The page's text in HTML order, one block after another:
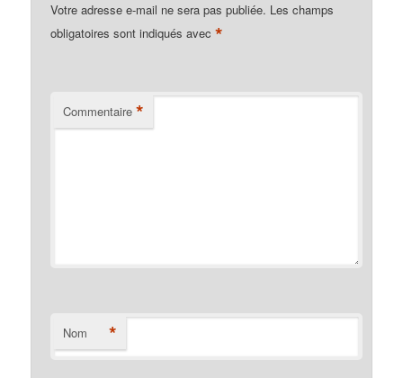
Votre adresse e-mail ne sera pas publiée. Les champs
obligatoires sont indiqués avec*
Commentaire *
Nom *